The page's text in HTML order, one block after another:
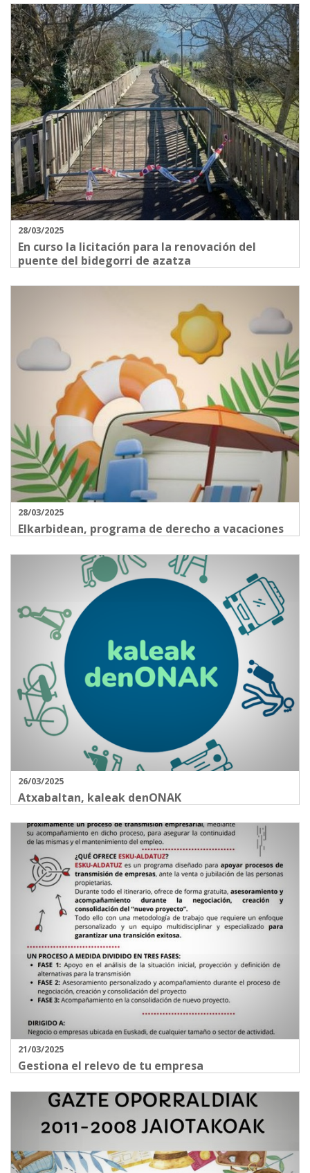
28/03/2025
En curso la licitación para la renovación del
puente del bidegorri de azatza
28/03/2025
Elkarbidean, programa de derecho a vacaciones
26/03/2025
Atxabaltan, kaleak denONAK
21/03/2025
Gestiona el relevo de tu empresa